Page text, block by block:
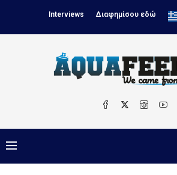
Interviews Διαφημίσου εδώ